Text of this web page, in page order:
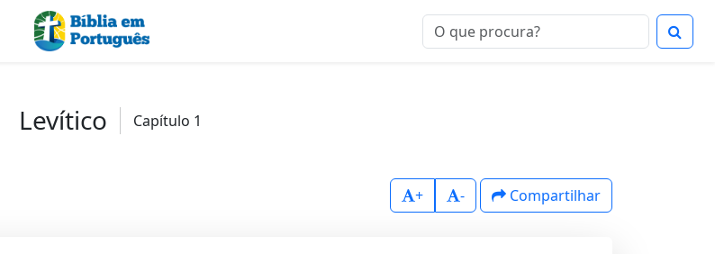
Levítico Capítulo 1
+ - Compartilhar